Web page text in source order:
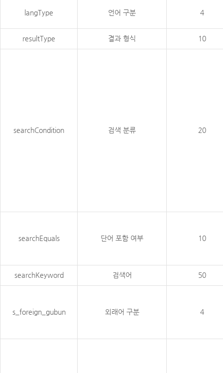
langType 언어 구분 4
resultType 결과 형식 10
searchCondition 검색 분류 20
searchEquals 단어 포함 여부 10
searchKeyword 검색어 50
s_foreign_gubun 외래어 구분 4